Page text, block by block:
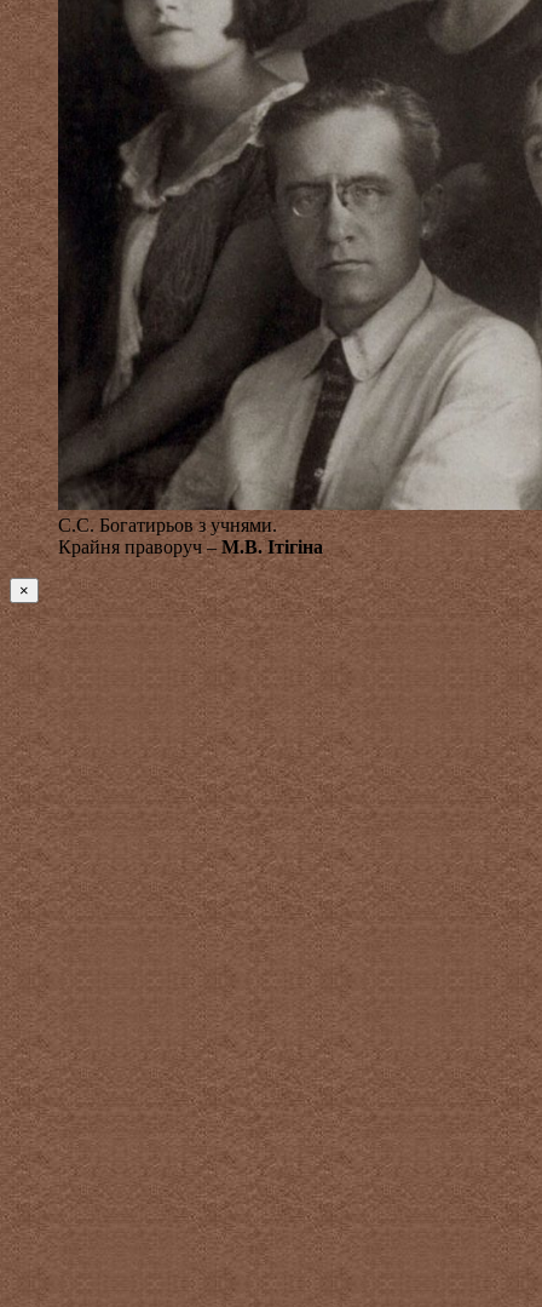
С.С. Богатирьов з учнями.
Крайня праворуч – М.В. Ітігіна
×